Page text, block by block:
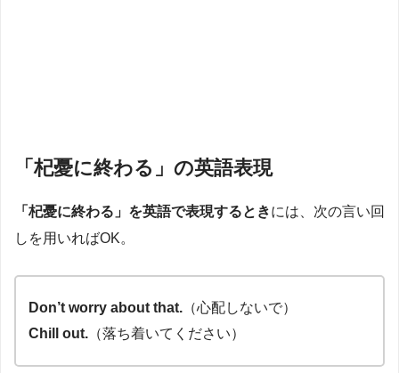
「杞憂に終わる」の英語表現
「杞憂に終わる」を英語で表現するときには、次の言い回
しを用いればOK。
Don’t worry about that.（心配しないで）
Chill out.（落ち着いてください）